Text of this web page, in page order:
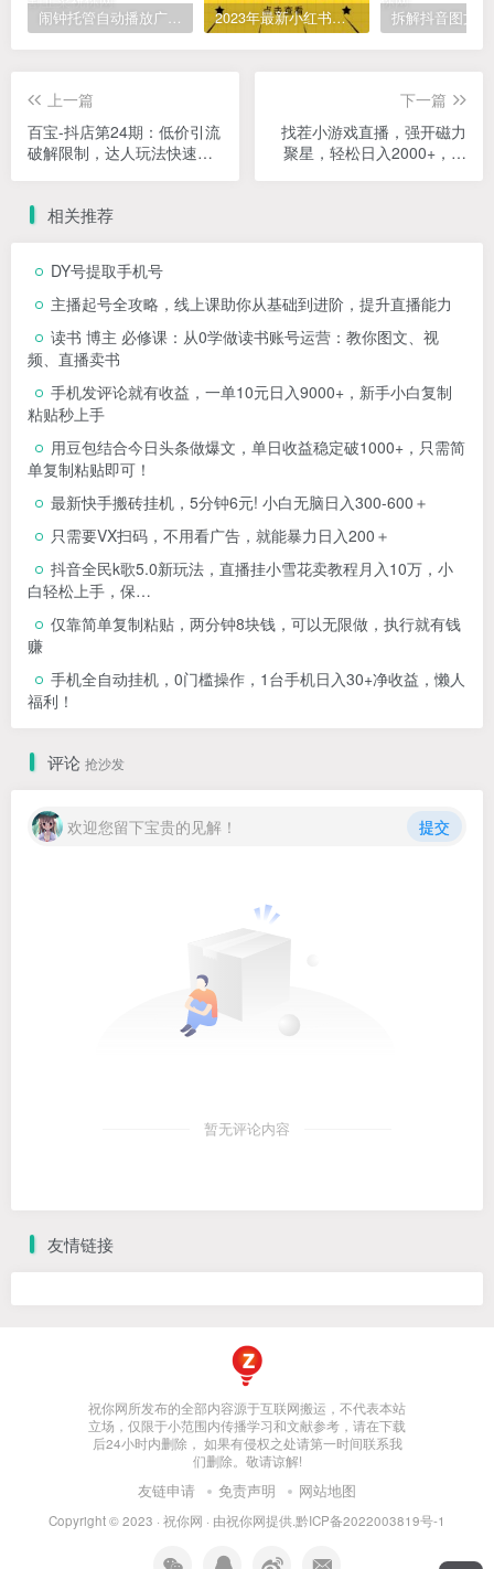
闹钟托管自动播放广告，单机5-10，无需人工操作 2023年最新小红书成人电商项目，简单易操作【详细教程】
上一篇
百宝-抖店第24期：低价引流
破解限制，达人玩法快速改1
下一篇
找茬小游戏直播，强开磁力
聚星，轻松日入2000+，小
相关推荐
DY号提取手机号
主播起号全攻略，线上课助你从基础到进阶，提升直播能力
读书 博主 必修课：从0学做读书账号运营：教你图文、视
频、直播卖书
手机发评论就有收益，一单10元日入9000+，新手小白复制
粘贴秒上手
用豆包结合今日头条做爆文，单日收益稳定破1000+，只需简
单复制粘贴即可！
最新快手搬砖挂机，5分钟6元! 小白无脑日入300-600＋
只需要VX扫码，不用看广告，就能暴力日入200＋
抖音全民k歌5.0新玩法，直播挂小雪花卖教程月入10万，小
白轻松上手，保…
仅靠简单复制粘贴，两分钟8块钱，可以无限做，执行就有钱
赚
手机全自动挂机，0门槛操作，1台手机日入30+净收益，懒人
福利！
评论 抢沙发
欢迎您留下宝贵的见解！ 提交
暂无评论内容
友情链接
祝你网所发布的全部内容源于互联网搬运，不代表本站
立场，仅限于小范围内传播学习和文献参考，请在下载
后24小时内删除， 如果有侵权之处请第一时间联系我
们删除。敬请谅解!
友链申请 免责声明 网站地图
Copyright © 2023 · 祝你网 · 由祝你网提供.黔ICP备2022003819号-1